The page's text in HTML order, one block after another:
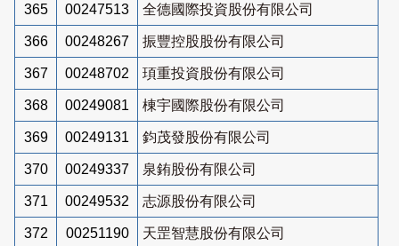
365 00247513 全德國際投資股份有限公司
366 00248267 振豐控股股份有限公司
367 00248702 頊重投資股份有限公司
368 00249081 棟宇國際股份有限公司
369 00249131 鈞茂發股份有限公司
370 00249337 泉銪股份有限公司
371 00249532 志源股份有限公司
372 00251190 天罡智慧股份有限公司